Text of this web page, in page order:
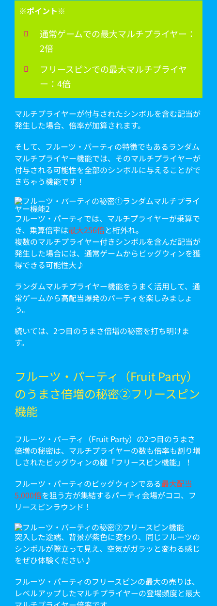
※ポイント※
通常ゲームでの最大マルチプライヤー：
2倍
フリースピンでの最大マルチプライヤ
ー：4倍
マルチプライヤーが付与されたシンボルを含む配当が
発生した場合、倍率が加算されます。
そして、フルーツ・パーティの特徴でもあるランダム
マルチプライヤー機能では、そのマルチプライヤーが
付与される可能性を全部のシンボルに与えることがで
きちゃう機能です！
フルーツ・パーティでは、マルチプライヤーが乗算で
き、乗算倍率は最大256倍と桁外れ。
複数のマルチプライヤー付きシンボルを含んだ配当が
発生した場合には、通常ゲームからビッグウィンを獲
得できる可能性大♪
ランダムマルチプライヤー機能をうまく活用して、通
常ゲームから高配当爆発のパーティを楽しみましょ
う。
続いては、2つ目のうまさ倍増の秘密を打ち明けま
す。
フルーツ・パーティ（Fruit Party）
のうまさ倍増の秘密②フリースピン
機能
フルーツ・パーティ（Fruit Party）の2つ目のうまさ
倍増の秘密は、マルチプライヤーの数も倍率も割り増
しされたビッグウィンの鍵「フリースピン機能」！
フルーツ・パーティのビッグウィンである最大配当
5,000倍を狙う方が集結するパーティ会場がココ、フ
リースピンラウンド！
突入した途端、背景が紫色に変わり、同じフルーツの
シンボルが際立って見え、空気がガラッと変わる感じ
をぜひ体験ください♪
フルーツ・パーティのフリースピンの最大の売りは、
レベルアップしたマルチプライヤーの登場頻度と最大